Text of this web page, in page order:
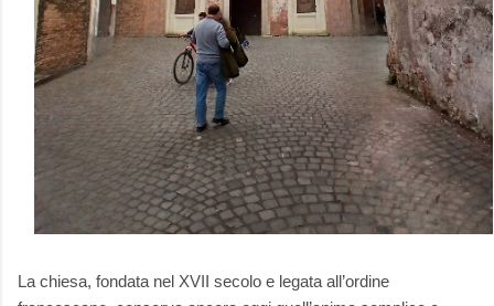
La chiesa, fondata nel XVII secolo e legata all’ordine